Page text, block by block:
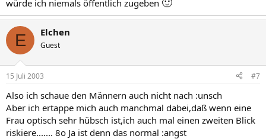
würde ich niemals öffentlich zugeben
E Elchen
Guest
15 Juli 2003 #7
Also ich schaue den Männern auch nicht nach :unsch
Aber ich ertappe mich auch manchmal dabei,daß wenn eine
Frau optisch sehr hübsch ist,ich auch mal einen zweiten Blick
riskiere....... 8o Ja ist denn das normal :angst